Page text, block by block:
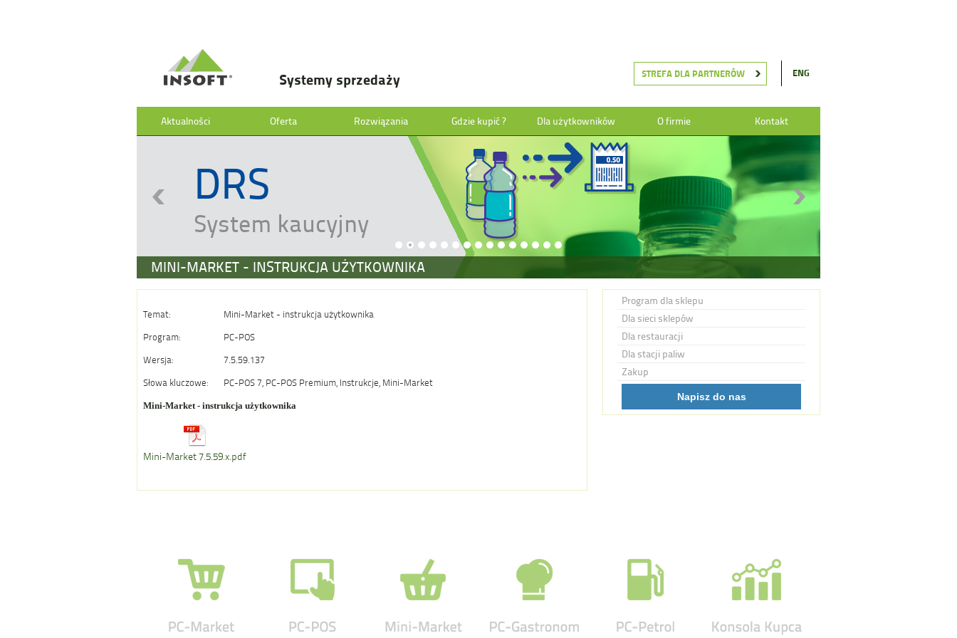
STREFA DLA PARTNERÓW ENG
Systemy sprzedaży
Aktualności Oferta Rozwiązania Gdzie kupić ? Dla użytkowników O firmie Kontakt
MINI-MARKET - INSTRUKCJA UŻYTKOWNIKA
DRS
System kaucyjny
Temat: Mini-Market - instrukcja użytkownika
Program: PC-POS
Wersja: 7.5.59.137
Słowa kluczowe: PC-POS 7, PC-POS Premium, Instrukcje, Mini-Market
Mini-Market - instrukcja użytkownika
Mini-Market 7.5.59.x.pdf
Program dla sklepu
Dla sieci sklepów
Dla restauracji
Dla stacji paliw
Zakup
Napisz do nas